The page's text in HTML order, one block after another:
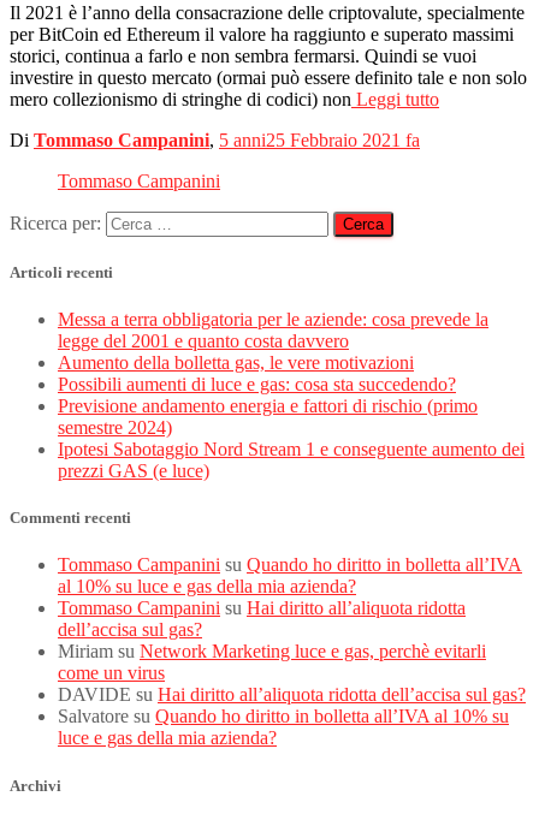
Il 2021 è l’anno della consacrazione delle criptovalute, specialmente
per BitCoin ed Ethereum il valore ha raggiunto e superato massimi
storici, continua a farlo e non sembra fermarsi. Quindi se vuoi
investire in questo mercato (ormai può essere definito tale e non solo
mero collezionismo di stringhe di codici) non Leggi tutto
Di Tommaso Campanini, 5 anni25 Febbraio 2021 fa
Tommaso Campanini
Ricerca per:
Articoli recenti
Messa a terra obbligatoria per le aziende: cosa prevede la
legge del 2001 e quanto costa davvero
Aumento della bolletta gas, le vere motivazioni
Possibili aumenti di luce e gas: cosa sta succedendo?
Previsione andamento energia e fattori di rischio (primo
semestre 2024)
Ipotesi Sabotaggio Nord Stream 1 e conseguente aumento dei
prezzi GAS (e luce)
Commenti recenti
Tommaso Campanini su Quando ho diritto in bolletta all’IVA
al 10% su luce e gas della mia azienda?
Tommaso Campanini su Hai diritto all’aliquota ridotta
dell’accisa sul gas?
Miriam su Network Marketing luce e gas, perchè evitarli
come un virus
DAVIDE su Hai diritto all’aliquota ridotta dell’accisa sul gas?
Salvatore su Quando ho diritto in bolletta all’IVA al 10% su
luce e gas della mia azienda?
Archivi